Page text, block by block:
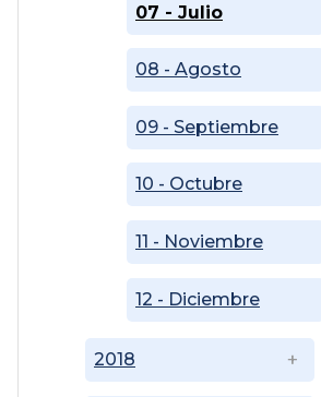
2018
07 - Julio
08 - Agosto
09 - Septiembre
10 - Octubre
11 - Noviembre
12 - Diciembre